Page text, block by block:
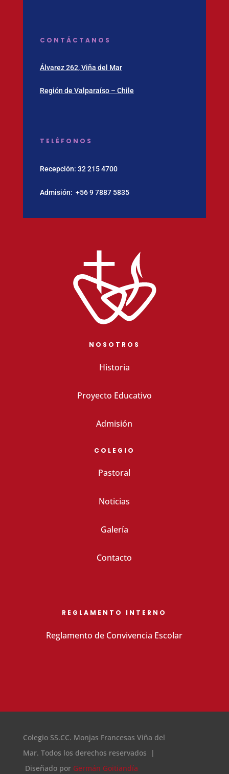
CONTÁCTANOS
Álvarez 262, Viña del Mar
Región de Valparaíso – Chile
TELÉFONOS
Recepción: 32 215 4700
Admisión: ‪+56 9 7887 5835
NOSOTROS
Historia
Proyecto Educativo
Admisión
COLEGIO
Pastoral
Noticias
Galería
Contacto
REGLAMENTO INTERNO
Reglamento de Convivencia Escolar
Colegio SS.CC. Monjas Francesas Viña del
Mar. Todos los derechos reservados |
Diseñado por Germán Goitiandía